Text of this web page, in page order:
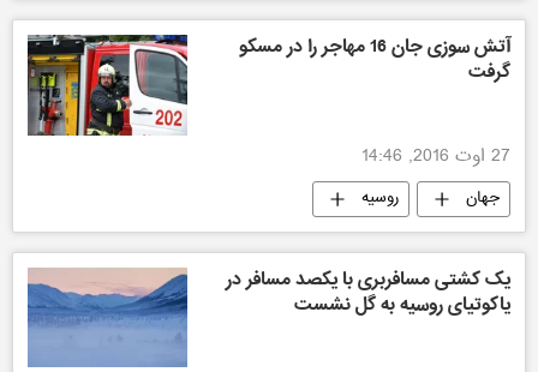
آتش سوزی جان 16 مهاجر را در مسکو
گرفت
27 اوت 2016, 14:46
جهان روسیه
یک کشتی مسافربری با یکصد مسافر در
یاکوتیای روسیه به گل نشست